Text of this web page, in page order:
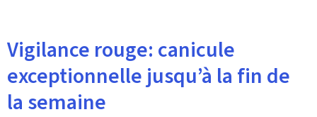
Vigilance rouge: canicule
exceptionnelle jusqu’à la fin de
la semaine